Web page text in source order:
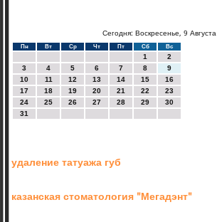
Сегодня: Воскресенье, 9 Августа
Пн Вт Ср Чт Пт Сб Вс
1
2
3
4 5 6 7 8
9
10
11 12 13 14 15
16
17
18 19 20 21 22
23
24
25 26 27 28 29
30
31
удаление татуажа губ
казанская стоматология "Мегадэнт"